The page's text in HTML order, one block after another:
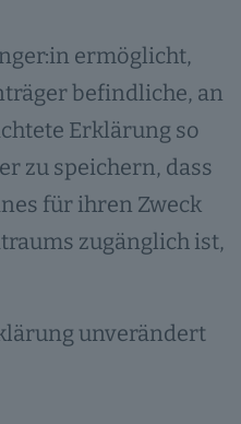
ermöglicht,
befindliche, an
Erklärung so
zu speichern, dass
für ihren Zweck
zugänglich ist,
unverändert